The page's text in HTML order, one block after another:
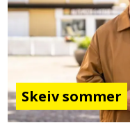
Skeiv sommer